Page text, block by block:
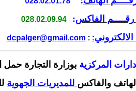
رقــــم الفاكس:
028.02.09.94
الالكتروني:
:
dcpalger@gmail.com
المركزية بوزارة التجارة
والفاكس للمديريات الجهوية